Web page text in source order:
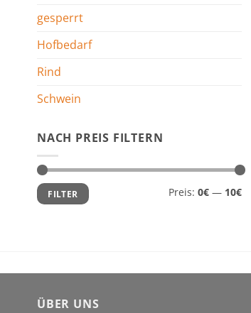
gesperrt
Hofbedarf
Rind
Schwein
NACH PREIS FILTERN
Min.
Preis
Max.
Preis
FILTER Preis: 0€— 10€
ÜBER UNS